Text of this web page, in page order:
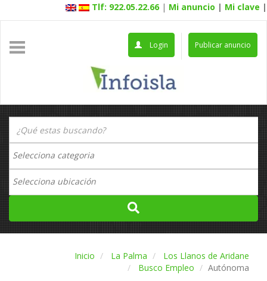
Tlf: 922.05.22.66 | Mi anuncio | Mi clave |
Publicar anuncio
Login
Inicio La Palma
Los Llanos de Aridane
Busco Empleo
Autónoma